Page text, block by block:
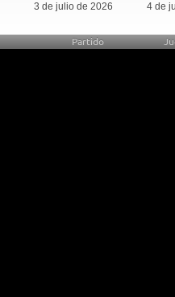
3 de julio de 2026 4 de
Partido